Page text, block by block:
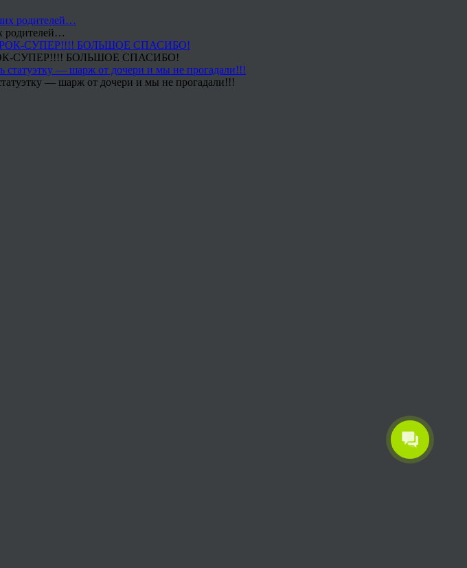
родителей…
СУПЕР!!!! БОЛЬШОЕ СПАСИБО!
— шарж от дочери и мы не прогадали!!!